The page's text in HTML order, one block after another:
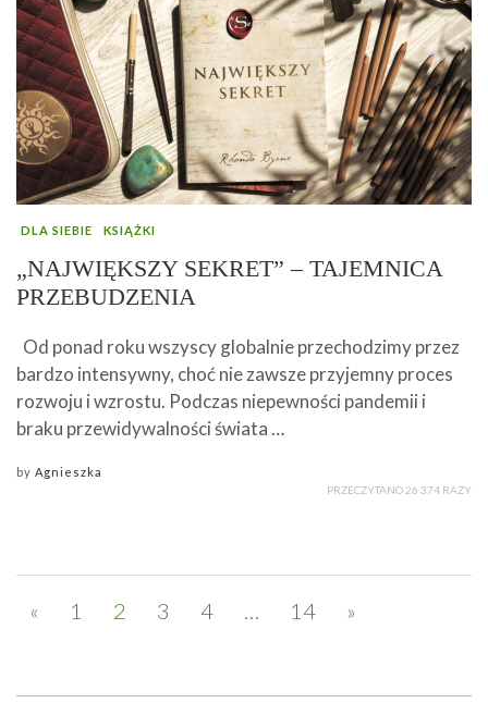
DLA SIEBIE KSIĄŻKI
„NAJWIĘKSZY SEKRET” – TAJEMNICA
PRZEBUDZENIA
Od ponad roku wszyscy globalnie przechodzimy przez
bardzo intensywny, choć nie zawsze przyjemny proces
rozwoju i wzrostu. Podczas niepewności pandemii i
braku przewidywalności świata …
by Agnieszka
PRZECZYTANO 26 374 RAZY
« 1 2 3 4 … 14 »